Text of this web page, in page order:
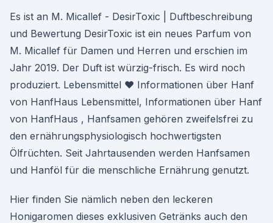
Es ist an M. Micallef - DesirToxic | Duftbeschreibung
und Bewertung DesirToxic ist ein neues Parfum von
M. Micallef für Damen und Herren und erschien im
Jahr 2019. Der Duft ist würzig-frisch. Es wird noch
produziert. Lebensmittel ♥ Informationen über Hanf
von HanfHaus Lebensmittel, Informationen über Hanf
von HanfHaus , Hanfsamen gehören zweifelsfrei zu
den ernährungsphysiologisch hochwertigsten
Ölfrüchten. Seit Jahrtausenden werden Hanfsamen
und Hanföl für die menschliche Ernährung genutzt.
Hier finden Sie nämlich neben den leckeren
Honigaromen dieses exklusiven Getränks auch den